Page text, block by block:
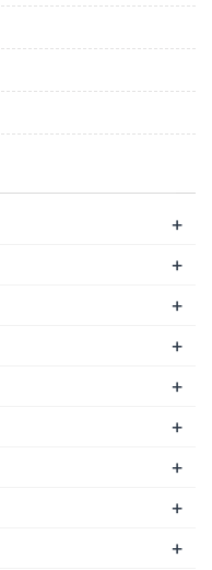
，但为什么场馆内会出现
漫天飞舞的是什么蚁？枫
较强，所以可以铺装一些
育场馆工程商和甲方朋
于前两种原木，市场上舞
地面坑坑洼洼对铺设地板
水泥找平，石膏找平，还
+
+
+
+
+
+
+
+
+